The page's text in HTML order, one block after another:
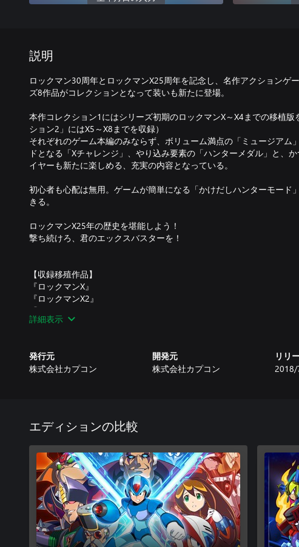
説明
ロックマン30周年とロックマンX25周年を記念し、名作アクションゲ
ズ8作品がコレクションとなって装いも新たに登場。
本作コレクション1にはシリーズ初期のロックマンX～X4までの移植版
ション2」にはX5～X8までを収録）
それぞれのゲーム本編のみならず、ボリューム満点の「ミュージアム
ドとなる「Xチャレンジ」、やり込み要素の「ハンターメダル」と、
イヤーも新たに楽しめる、充実の内容となっている。
初心者も心配は無用。ゲームが簡単になる「かけだしハンターモード
きる。
ロックマンX25年の歴史を堪能しよう！
撃ち続けろ、君のエックスバスターを！
【収録移殖作品】
『ロックマンX』
『ロックマンX2』
『ロックマンX3』
『ロックマンX4』
◆内容充実の「ミュージアム」
『ギャラリー』 数百枚に及ぶイラストを掲載
『PV Theater』 懐かしいプロモーション映像を収録
※『ロックマンX アニバーサリー コレクション 2』とは、一部を除き収
◆脅威のWボスバトル「Xチャレンジ」
タイトルの枠を超えてタッグを組んだ、各シリーズのボス達が迫る！
使用する武器を選択し、かつてない戦いに挑め！
※『ロックマンX アニバーサリー コレクション 2』とは、9ステージ
◆グラフィックフィルター搭載
グラフィックは当時のドット絵をそのまま楽しめるほか、懐かしいブ
ルターや、最新の大型モニターでもなめらかな表示が楽しめるフィル
詳細表示
発行元
株式会社カプコン
開発元
株式会社カプコン
リリ
エディションの比較